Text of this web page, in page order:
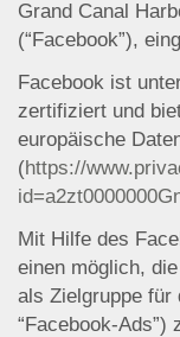
Grand Canal
(“Facebook”),
Facebook ist
zertifiziert und
europäische
(https://
Mit Hilfe des
einen möglich,
als Zielgruppe für
“Facebook-Ads”)